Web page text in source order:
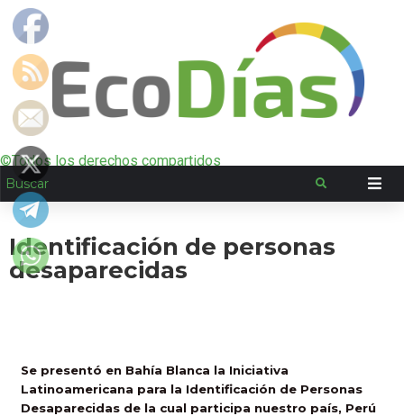
©Todos los derechos compartidos
Identificación de personas
desaparecidas
Se presentó en Bahía Blanca la Iniciativa
Latinoamericana para la Identificación de Personas
Desaparecidas de la cual participa nuestro país, Perú